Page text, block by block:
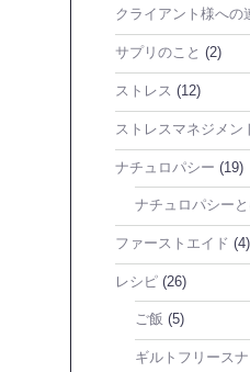
クライアント様への
サプリのこと (2)
ストレス (12)
ストレスマネジメン
ナチュロパシー (19)
ナチュロパシー
ファーストエイド (4)
レシピ (26)
ご飯 (5)
ギルトフリース